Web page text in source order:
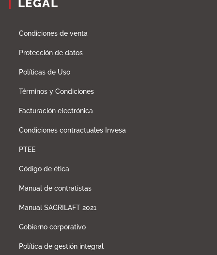
LEGAL
Condiciones de venta
Protección de datos
Políticas de Uso
Términos y Condiciones
Facturación electrónica
Condiciones contractuales Invesa
PTEE
Código de ética
Manual de contratistas
Manual SAGRILAFT 2021
Gobierno corporativo
Política de gestión integral